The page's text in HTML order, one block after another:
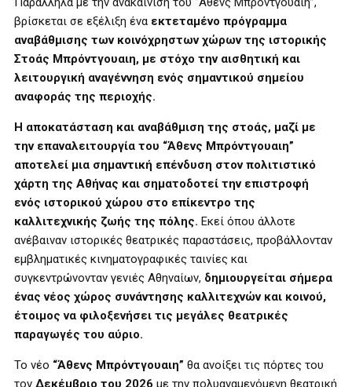
βρίσκεται σε εξέλιξη ένα εκτεταμένο πρόγραμμα
αναβάθμισης των κοινόχρηστων χώρων της ιστορικής
Στοάς Μπρόντγουαιη, με στόχο την αισθητική και
λειτουργική αναγέννηση ενός σημαντικού σημείου
αναφοράς της περιοχής.
Η αποκατάσταση και αναβάθμιση της στοάς, μαζί με
την επαναλειτουργία του “Άθενς Μπρόντγουαιη”
αποτελεί μια σημαντική επένδυση στον πολιτιστικό
χάρτη της Αθήνας και σηματοδοτεί την επιστροφή
ενός ιστορικού χώρου στο επίκεντρο της
καλλιτεχνικής ζωής της πόλης. Εκεί όπου άλλοτε
ανέβαιναν ιστορικές θεατρικές παραστάσεις, προβάλλονταν
εμβληματικές κινηματογραφικές ταινίες και
συγκεντρώνονταν γενιές Αθηναίων, δημιουργείται σήμερα
ένας νέος χώρος συνάντησης καλλιτεχνών και κοινού,
έτοιμος να φιλοξενήσει τις μεγάλες θεατρικές
παραγωγές του αύριο.
Το νέο “Άθενς Μπρόντγουαιη” θα ανοίξει τις πόρτες του
τον Δεκέμβριο του 2026 με την πολυαναμενόμενη θεατρική